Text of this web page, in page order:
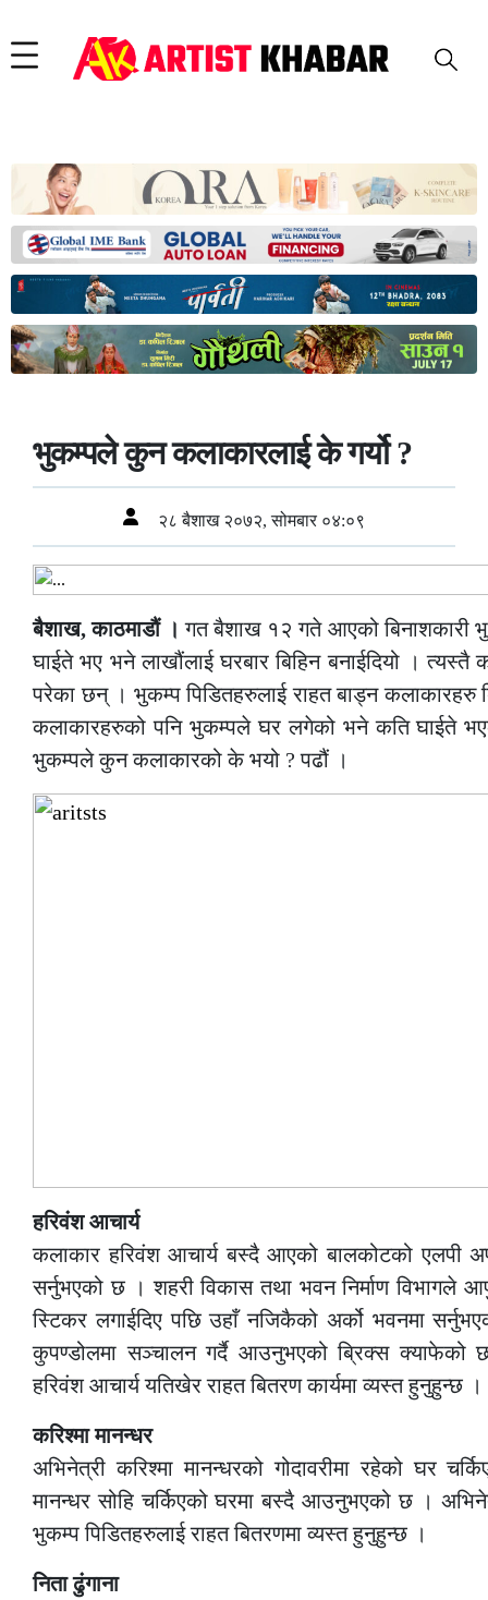
भुकम्पले कुन कलाकारलाई के गर्यो ?
२८ बैशाख २०७२, सोमबार ०४:०९
बैशाख, काठमाडौं । गत बैशाख १२ गते आएको बिनाशकारी
घाईते भए भने लाखौंलाई घरबार बिहिन बनाईदियो ।
परेका छन् । भुकम्प पिडितहरुलाई राहत बाड्न कलाकारहरु
कलाकारहरुको पनि भुकम्पले घर लगेको भने कति घाईते
भुकम्पले कुन कलाकारको के भयो ? पढौं ।
हरिवंश आचार्य
कलाकार हरिवंश आचार्य बस्दै आएको बालकोटको एलपी
सर्नुभएको छ । शहरी विकास तथा भवन निर्माण विभागले
स्टिकर लगाईदिए पछि उहाँ नजिकैको अर्को भवनमा
कुपण्डोलमा सञ्चालन गर्दै आउनुभएको ब्रिक्स
हरिवंश आचार्य यतिखेर राहत बितरण कार्यमा व्यस्त हुनुहुन्छ ।
करिश्मा मानन्धर
अभिनेत्री करिश्मा मानन्धरको गोदावरीमा रहेको घर
मानन्धर सोहि चर्किएको घरमा बस्दै आउनुभएको छ ।
भुकम्प पिडितहरुलाई राहत बितरणमा व्यस्त हुनुहुन्छ ।
निता ढुंगाना